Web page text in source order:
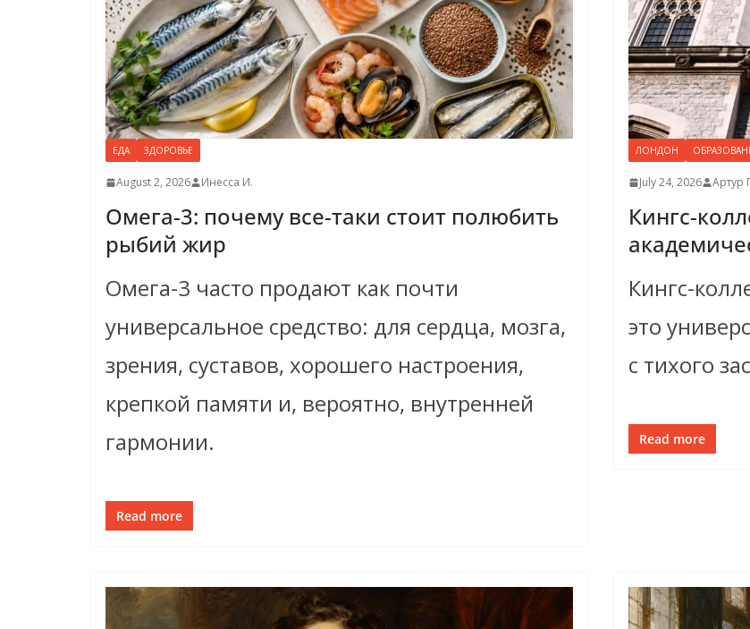
ЕДА ЗДОРОВЬЕ
August 2, 2026 Инесса И.
Омега-3: почему все-таки стоит полюбить
рыбий жир
Омега-3 часто продают как почти
универсальное средство: для сердца, мозга,
зрения, суставов, хорошего настроения,
крепкой памяти и, вероятно, внутренней
гармонии.
Read more
ЛОНДОН
July 24, 2026 Артур
Кингс-
Кингс-
это
с тихого
Read more